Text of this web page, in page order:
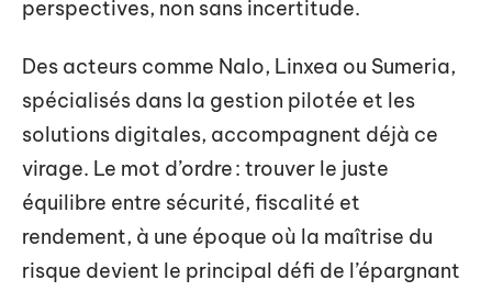
perspectives, non sans incertitude.
Des acteurs comme Nalo, Linxea ou Sumeria,
spécialisés dans la gestion pilotée et les
solutions digitales, accompagnent déjà ce
virage. Le mot d’ordre : trouver le juste
équilibre entre sécurité, fiscalité et
rendement, à une époque où la maîtrise du
risque devient le principal défi de l’épargnant